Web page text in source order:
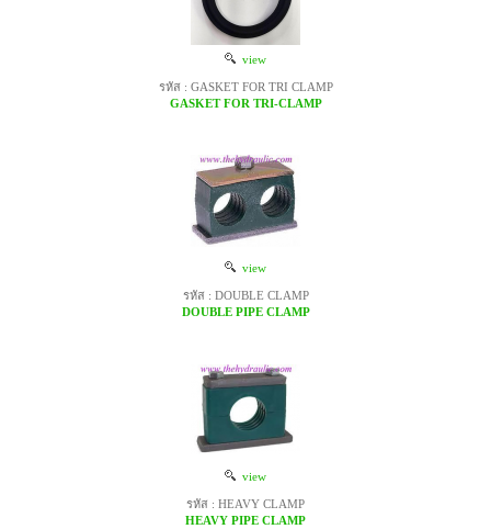
view
รหัส : GASKET FOR TRI CLAMP
GASKET FOR TRI-CLAMP
view
รหัส : DOUBLE CLAMP
DOUBLE PIPE CLAMP
view
รหัส : HEAVY CLAMP
HEAVY PIPE CLAMP